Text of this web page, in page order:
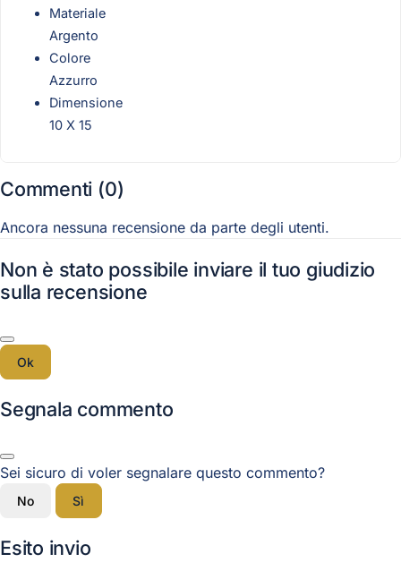
Materiale
Argento
Colore
Azzurro
Dimensione
10 X 15
Commenti (0)
Ancora nessuna recensione da parte degli utenti.
Non è stato possibile inviare il tuo giudizio
sulla recensione
Ok
Segnala commento
Sei sicuro di voler segnalare questo commento?
No Sì
Esito invio